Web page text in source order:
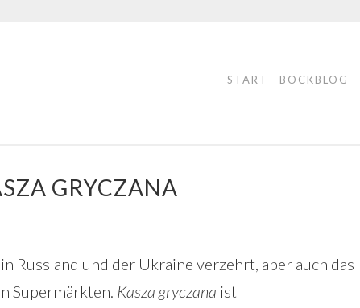
START BOCKBLOG
GRYCZANA
Russland und der Ukraine verzehrt, aber auch das
Supermärkten. Kasza gryczana ist